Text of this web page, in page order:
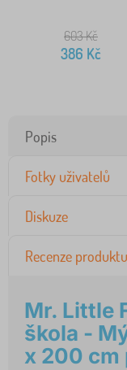
603Kč
386 Kč
Popis
Fotky uživatelů
Diskuze
Recenze produktu
Mr. Little
škola -
x 200 cm